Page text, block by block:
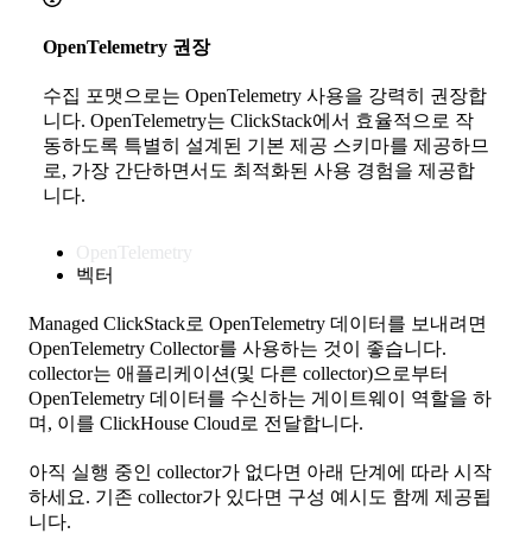
OpenTelemetry 권장
수집 포맷으로는 OpenTelemetry 사용을 강력히 권장합
니다. OpenTelemetry는 ClickStack에서 효율적으로 작
동하도록 특별히 설계된 기본 제공 스키마를 제공하므
로, 가장 간단하면서도 최적화된 사용 경험을 제공합
니다.
OpenTelemetry
벡터
Managed ClickStack로 OpenTelemetry 데이터를 보내려면
OpenTelemetry Collector를 사용하는 것이 좋습니다.
collector는 애플리케이션(및 다른 collector)으로부터
OpenTelemetry 데이터를 수신하는 게이트웨이 역할을 하
며, 이를 ClickHouse Cloud로 전달합니다.
아직 실행 중인 collector가 없다면 아래 단계에 따라 시작
하세요. 기존 collector가 있다면 구성 예시도 함께 제공됩
니다.